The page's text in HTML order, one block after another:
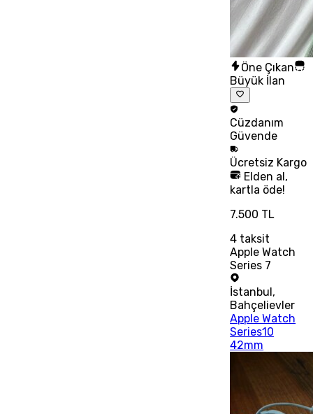
Öne Çıkan
Büyük İlan
Cüzdanım
Güvende
Ücretsiz Kargo
Elden al,
kartla öde!
7.500 TL
4 taksit
Apple Watch
Series 7
İstanbul ,
Bahçelievler
Apple Watch
Series10
42mm